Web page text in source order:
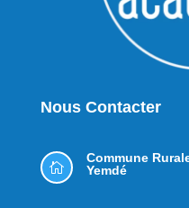
Nous Contacter

Commune
Yemdé